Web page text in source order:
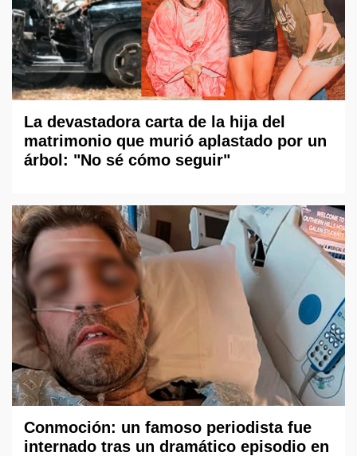
La devastadora carta de la hija del
matrimonio que murió aplastado por un
árbol: "No sé cómo seguir"
Conmoción: un famoso periodista fue
internado tras un dramático episodio en